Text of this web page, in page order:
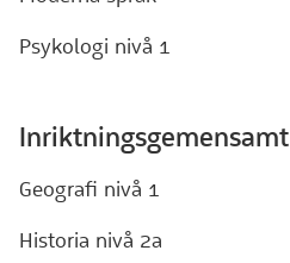
Psykologi nivå 1
Inriktningsgemensamt
Geografi nivå 1
Historia nivå 2a